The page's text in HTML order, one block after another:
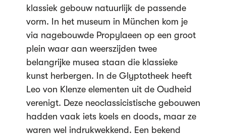
klassiek gebouw natuurlijk de passende
vorm. In het museum in München kom je
via nagebouwde Propylaeen op een groot
plein waar aan weerszijden twee
belangrijke musea staan die klassieke
kunst herbergen. In de Glyptotheek heeft
Leo von Klenze elementen uit de Oudheid
verenigt. Deze neoclassicistische gebouwen
hadden vaak iets koels en doods, maar ze
waren wel indrukwekkend. Een bekend